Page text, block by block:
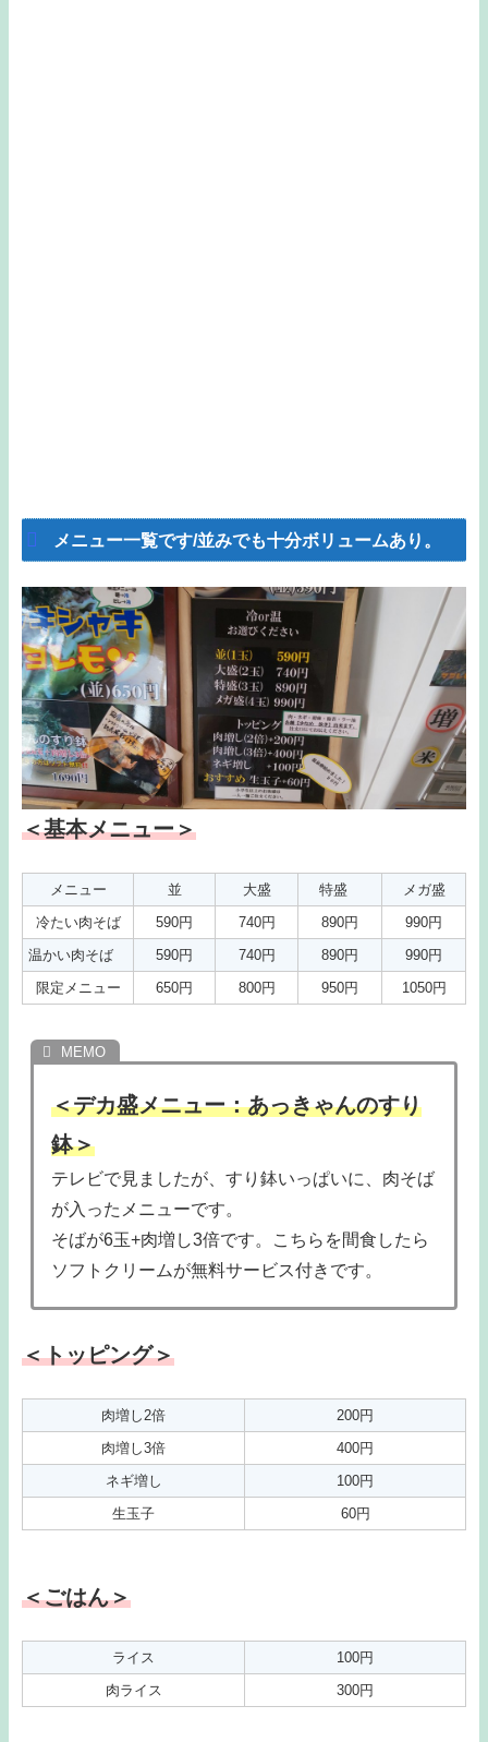
メニュー一覧です/並みでも十分ボリュームあり。
＜基本メニュー＞
メニュー 並 大盛 特盛
メガ盛
冷たい肉そば
590円 740円 890円
990円
温かい肉そば
590円 740円 890円
990円
限定メニュー
650円 800円 950円 1050円
＜デカ盛メニュー：あっきゃんのすり
鉢＞
テレビで見ましたが、すり鉢いっぱいに、肉そば
が入ったメニューです。
そばが6玉+肉増し3倍です。こちらを間食したら
ソフトクリームが無料サービス付きです。
＜トッピング＞
肉増し2倍
200円
肉増し3倍
400円
ネギ増し
100円
生玉子
60円
＜ごはん＞
ライス
100円
肉ライス
300円